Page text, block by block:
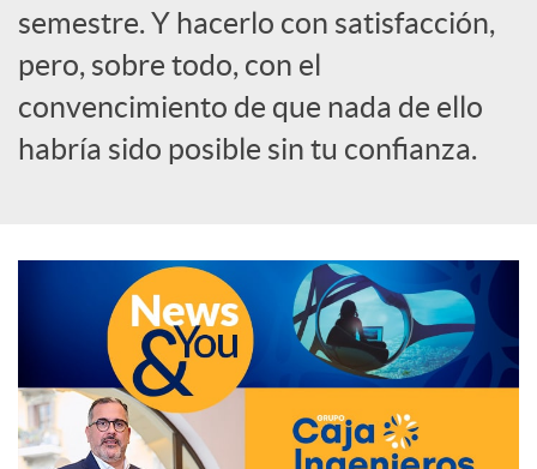
c
i
l
e
s
semestre. Y hacerlo con satisfacción,
pero, sobre todo, con el
convencimiento de que nada de ello
habría sido posible sin tu confianza.